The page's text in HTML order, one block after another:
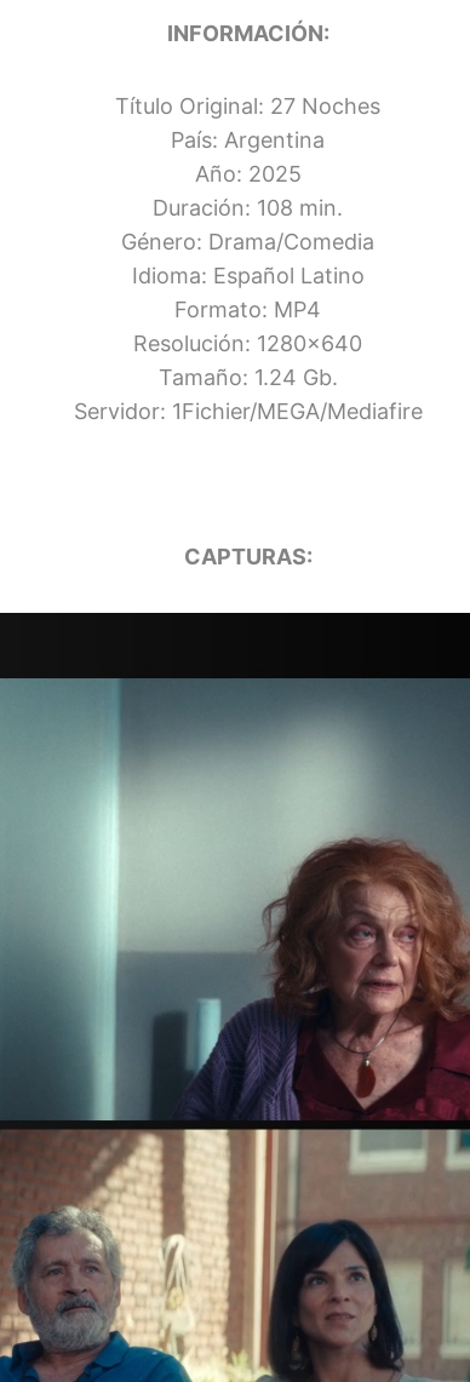
INFORMACIÓN:
Título Original: 27 Noches
País: Argentina
Año: 2025
Duración: 108 min.
Género: Drama/Comedia
Idioma: Español Latino
Formato: MP4
Resolución: 1280×640
Tamaño: 1.24 Gb.
Servidor: 1Fichier/MEGA/Mediafire
CAPTURAS: